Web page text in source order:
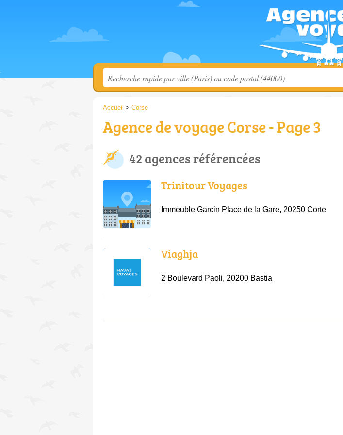
Accueil > Corse
Agence de voyage Corse - Page 3
42 agences référencées
Trinitour Voyages
Immeuble Garcin Place de la Gare, 20250 Corte
Viaghja
2 Boulevard Paoli, 20200 Bastia